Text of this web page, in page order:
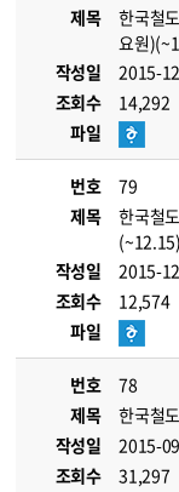
제목
한국철
요원
작성일
2015-
조회수
14,292
파일
번호
79
제목
한국철
(~12.15)
작성일
2015-
조회수
12,574
파일
번호
78
제목
한국철
작성일
2015-
조회수
31,297